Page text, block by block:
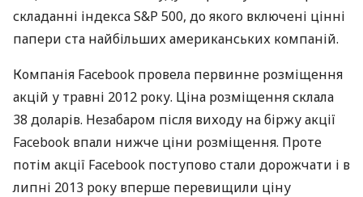
складанні індекса S&P 500, до якого включені цінні
папери ста найбільших американських компаній.
Компанія Facebook провела первинне розміщення
акцій у травні 2012 року. Ціна розміщення склала
38 доларів. Незабаром після виходу на біржу акції
Facebook впали нижче ціни розміщення. Проте
потім акції Facebook поступово стали дорожчати і в
липні 2013 року вперше перевищили ціну